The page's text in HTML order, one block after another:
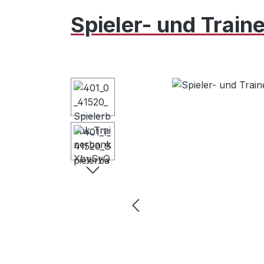
Spieler- und
Bildergalerie überspringen